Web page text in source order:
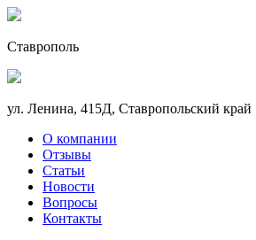
Ставрополь
ул. Ленина, 415Д, Ставропольский край
О компании
Отзывы
Статьи
Новости
Вопросы
Контакты